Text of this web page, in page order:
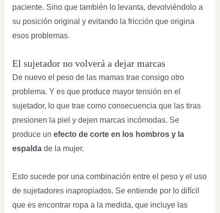
paciente. Sino que también lo levanta, devolviéndolo a
su posición original y evitando la fricción que origina
esos problemas.
El sujetador no volverá a dejar marcas
De nuevo el peso de las mamas trae consigo otro
problema. Y es que produce mayor tensión en el
sujetador, lo que trae como consecuencia que las tiras
presionen la piel y dejen marcas incómodas. Se
produce un efecto de corte en los hombros y la
espaldade la mujer.
Esto sucede por una combinación entre el peso y el uso
de sujetadores inapropiados. Se entiende por lo difícil
que es encontrar ropa a la medida, que incluye las